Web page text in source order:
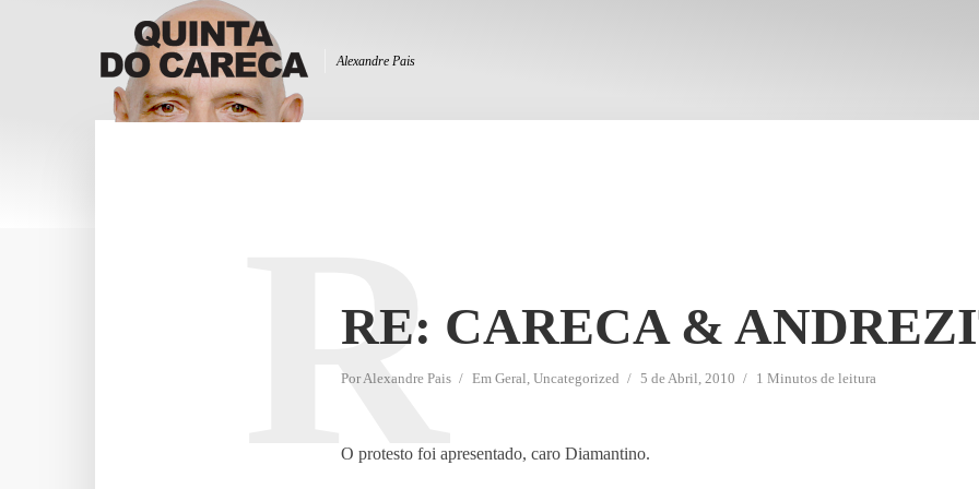
Alexandre Pais
RE: CARECA &
PorAlexandre Pais Em Geral, Uncategorized 5 de Abril, 2010 1 Minutos de leitura
R
O protesto foi apresentado, caro Diamantino.